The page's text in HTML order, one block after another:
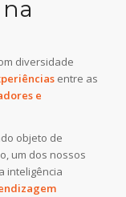
diversidade
entre as
e
objeto de
um dos nossos
inteligência